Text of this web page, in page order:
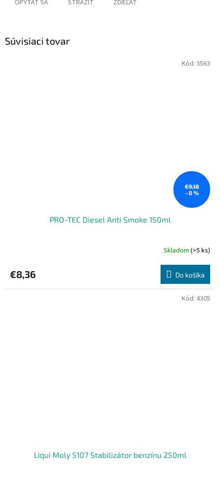
OPÝTAŤ SA STRÁŽIŤ ZDIEĽAŤ
Súvisiaci tovar
€9,18
–8 %
PRO-TEC Diesel Anti Smoke 150ml
Skladom (>5 ks)
€8,36 Do košíka
Kód: 3563
Liqui Moly 5107 Stabilizátor benzínu 250ml
Kód: 4305